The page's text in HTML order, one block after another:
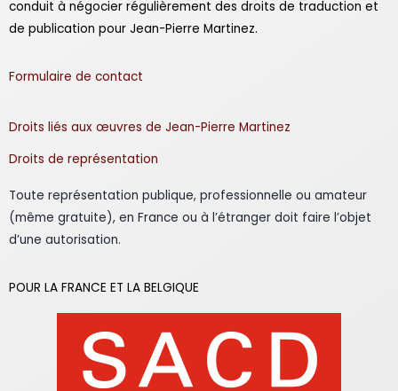
conduit à négocier régulièrement des droits de traduction et
de publication pour Jean-Pierre Martinez.
Formulaire de contact
Droits liés aux œuvres de Jean-Pierre Martinez
Droits de représentation
Toute représentation publique, professionnelle ou amateur
(même gratuite), en France ou à l’étranger doit faire l’objet
d’une autorisation.
POUR LA FRANCE ET LA BELGIQUE